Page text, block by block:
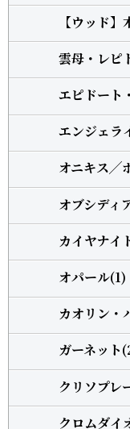
エピドート
エンジェラ
オニキス╱
オブシディ
カイヤナイ
オパール(1)
カオリン・
ガーネット
クリソプレ